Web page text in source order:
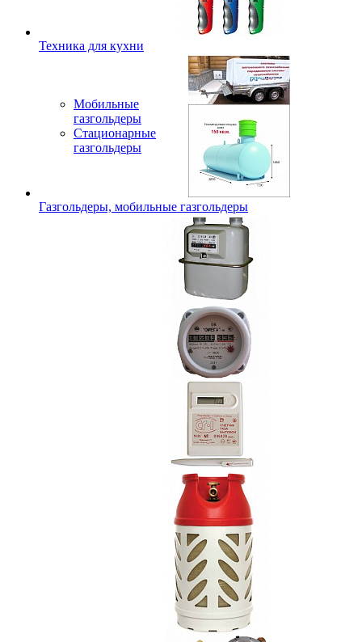
Техника для кухни
Мобильные
газгольдеры
Стационарные
газгольдеры
Газгольдеры, мобильные газгольдеры